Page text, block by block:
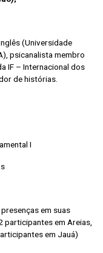
(Universidade
psicanalista membro
IF – Internacional dos
de histórias.
I
em suas
participantes em Areias,
em Jauá)